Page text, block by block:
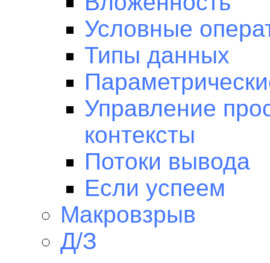
Условные
Типы данных
Управление
контексты
Потоки вывода
Если успеем
Макровзрыв
Д/З